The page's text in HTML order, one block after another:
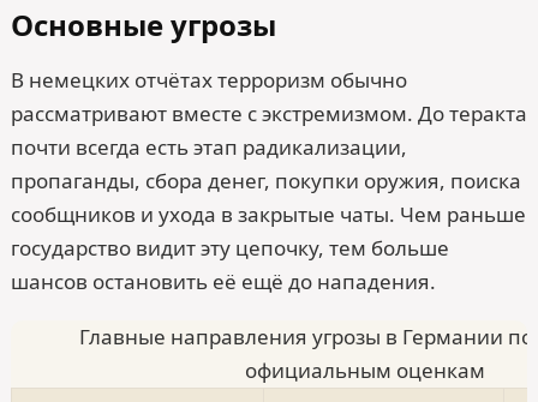
Основные угрозы
В немецких отчётах терроризм обычно
рассматривают вместе с экстремизмом. До теракта
почти всегда есть этап радикализации,
пропаганды, сбора денег, покупки оружия, поиска
сообщников и ухода в закрытые чаты. Чем раньше
государство видит эту цепочку, тем больше
шансов остановить её ещё до нападения.
Главные направления угрозы в Германии
официальным оценкам